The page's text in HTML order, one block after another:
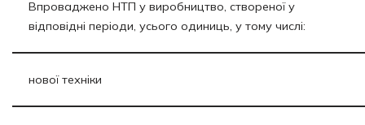
Впроваджено НТП у виробництво, створеної у
відповідні періоди, усього одиниць, у тому числі:
нової техніки